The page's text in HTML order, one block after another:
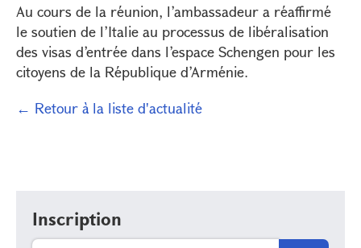
Au cours de la réunion, l’ambassadeur a réaffirmé
le soutien de l’Italie au processus de libéralisation
des visas d’entrée dans l’espace Schengen pour les
citoyens de la République d’Arménie.
← Retour à la liste d'actualité
Inscription